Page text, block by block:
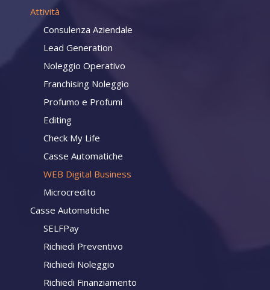
Attività
Consulenza Aziendale
Lead Generation
Noleggio Operativo
Franchising Noleggio
Profumo e Profumi
Editing
Check My Life
Casse Automatiche
WEB Digital Business
Microcredito
Casse Automatiche
SELFPay
Richiedi Preventivo
Richiedi Noleggio
Richiedi Finanziamento